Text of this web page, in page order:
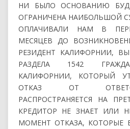
НИ БЫЛО ОСНОВАНИЮ
ОГРАНИЧЕНА НАИБОЛЬШОЙ
ОПЛАЧИВАЛИ НАМ В
МЕСЯЦЕВ ДО
РЕЗИДЕНТ КАЛИФОРНИИ,
РАЗДЕЛА 1542
КАЛИФОРНИИ, КОТОРЫЙ
ОТКАЗ ОТ
РАСПРОСТРАНЯЕТСЯ НА
КРЕДИТОР НЕ ЗНАЕТ ИЛИ
МОМЕНТ ОТКАЗА, КОТОРЫЕ